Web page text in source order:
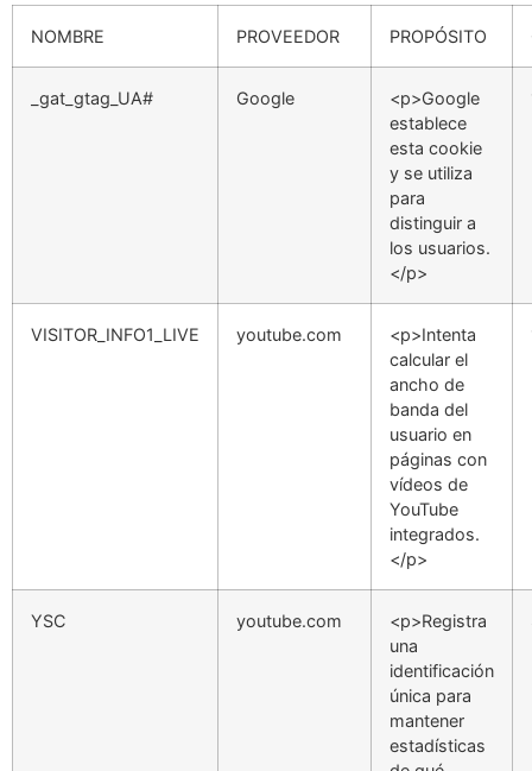
NOMBRE PROVEEDOR PROPÓSITO
_gat_gtag_UA# Google
<p>Google
establece
esta cookie
y se utiliza
para
distinguir a
los usuarios.
</p>
VISITOR_INFO1_LIVE youtube.com
<p>Intenta
calcular el
ancho de
banda del
usuario en
páginas con
vídeos de
YouTube
integrados.
</p>
YSC youtube.com
<p>Registra
una
identificación
única para
mantener
estadísticas